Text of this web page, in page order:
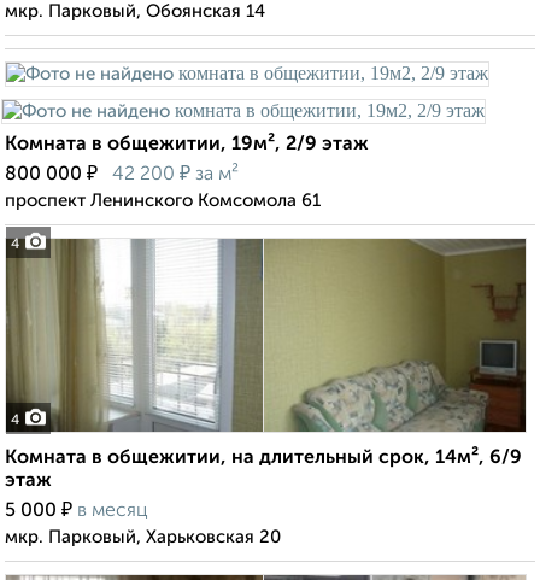
мкр. Парковый, Обоянская 14
4
Комната в общежитии, 19м², 2/9 этаж
800 000 ₽ 42 200 ₽ за м²
проспект Ленинского Комсомола 61
4
Комната в общежитии, на длительный срок, 14м², 6/9
этаж
5 000 ₽ в месяц
мкр. Парковый, Харьковская 20